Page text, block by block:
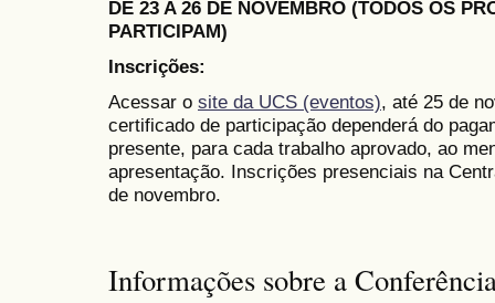
DE 23 A 26 DE NOVEMBRO (TODOS OS
PARTICIPAM)
Inscrições:
Acessar o site da UCS (eventos), até 25 de
certificado de participação dependerá do
presente, para cada trabalho aprovado, ao
apresentação. Inscrições presenciais na
de novembro.
Informações sobre a